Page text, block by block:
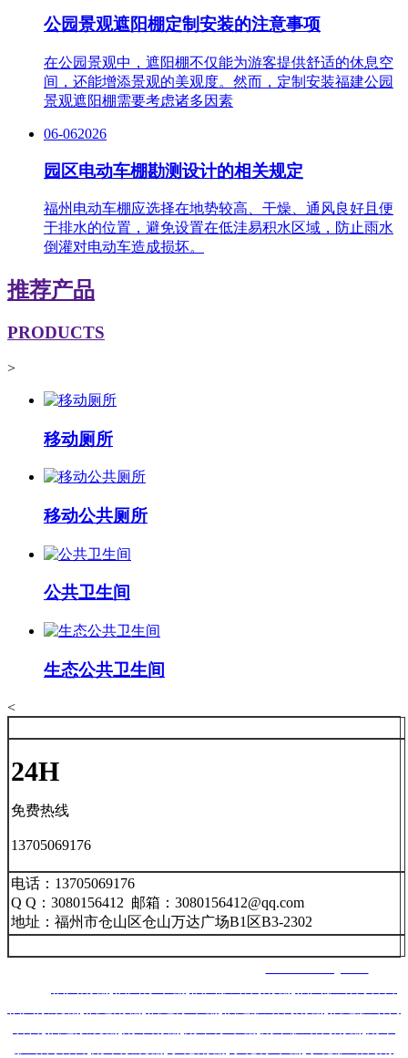
公园景观遮阳棚定制安装的注意事项
在公园景观中，遮阳棚不仅能为游客提供舒适的休息空
间，还能增添景观的美观度。然而，定制安装福建公园
景观遮阳棚需要考虑诸多因素
06-062026
园区电动车棚勘测设计的相关规定
福州电动车棚应选择在地势较高、干燥、通风良好且便
于排水的位置，避免设置在低洼易积水区域，防止雨水
倒灌对电动车造成损坏。
推荐产品
PRODUCTS
>
移动厕所
移动公共厕所
公共卫生间
生态公共卫生间
<
24H
免费热线
13705069176
电话：13705069176
Q Q：3080156412 邮箱：3080156412@qq.com
地址：福州市仓山区仓山万达广场B1区B3-2302